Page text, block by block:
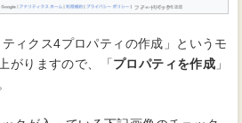
ィクス4プロパティの作成」というモ
がりますので、「プロパティを作成 」